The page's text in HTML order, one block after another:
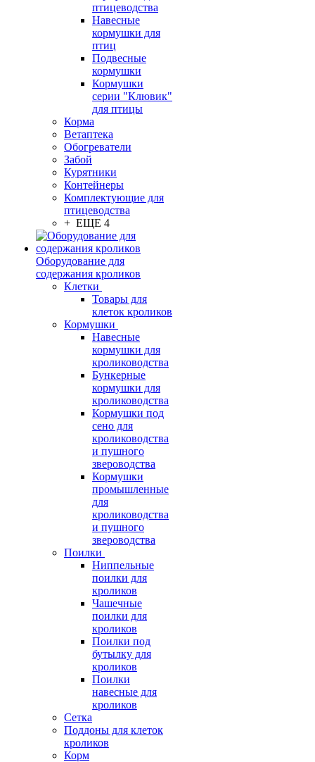
птицеводства
Навесные
кормушки для
птиц
Подвесные
кормушки
Кормушки
серии "Клювик"
для птицы
Корма
Ветаптека
Обогреватели
Забой
Курятники
Контейнеры
Комплектующие для
птицеводства
+ ЕЩЕ 4
Оборудование для
содержания кроликов
Клетки
Товары для
клеток кроликов
Кормушки
Навесные
кормушки для
кролиководства
Бункерные
кормушки для
кролиководства
Кормушки под
сено для
кролиководства
и пушного
звероводства
Кормушки
промышленные
для
кролиководства
и пушного
звероводства
Поилки
Ниппельные
поилки для
кроликов
Чашечные
поилки для
кроликов
Поилки под
бутылку для
кроликов
Поилки
навесные для
кроликов
Сетка
Поддоны для клеток
кроликов
Корм